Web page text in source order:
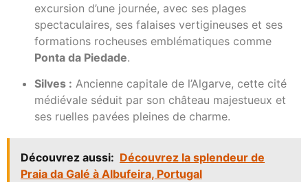
excursion d’une journée, avec ses plages
spectaculaires, ses falaises vertigineuses et ses
formations rocheuses emblématiques comme
Ponta da Piedade.
Silves : Ancienne capitale de l’Algarve, cette cité
médiévale séduit par son château majestueux et
ses ruelles pavées pleines de charme.
Découvrez aussi: Découvrez la splendeur de
Praia da Galé à Albufeira, Portugal